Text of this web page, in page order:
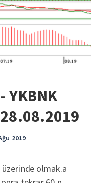
YKBNK
2019
üzerinde olmakla